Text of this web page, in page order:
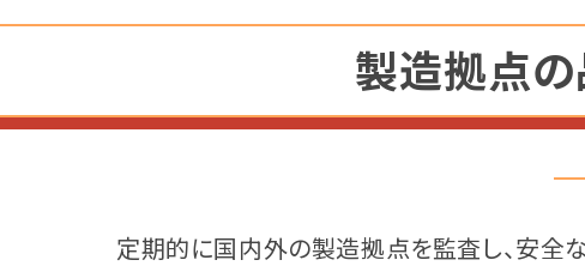
製造拠点
定期的に国内外の製造拠点を監査し、安全